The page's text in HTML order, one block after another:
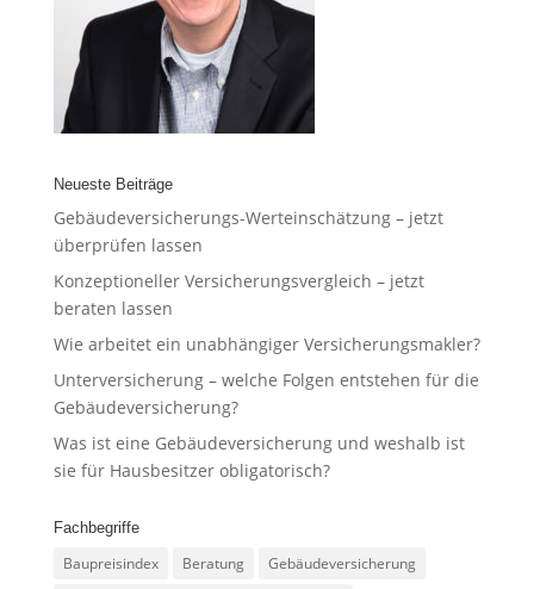
Neueste Beiträge
Gebäudeversicherungs-Werteinschätzung – jetzt
überprüfen lassen
Konzeptioneller Versicherungsvergleich – jetzt
beraten lassen
Wie arbeitet ein unabhängiger Versicherungsmakler?
Unterversicherung – welche Folgen entstehen für die
Gebäudeversicherung?
Was ist eine Gebäudeversicherung und weshalb ist
sie für Hausbesitzer obligatorisch?
Fachbegriffe
Baupreisindex Beratung
Gebäudeversicherung